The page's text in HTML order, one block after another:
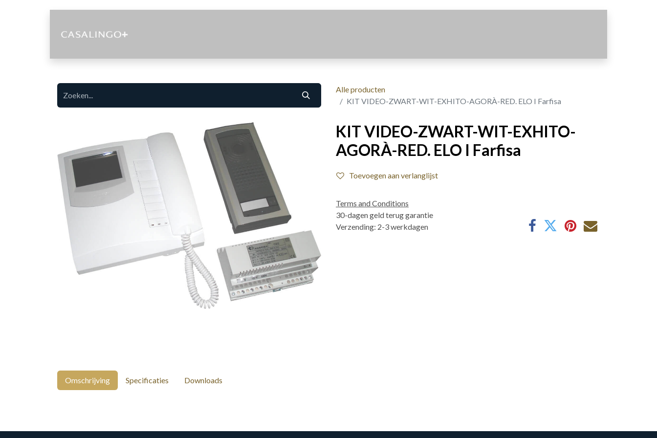
Alle producten
KIT VIDEO-ZWART-WIT-EXHITO-AGORÀ-RED. ELO I Farfisa
KIT VIDEO-ZWART-WIT-EXHITO-
AGORÀ-RED. ELO I Farfisa
Toevoegen aan verlanglijst
Terms and Conditions
30-dagen geld terug garantie
Verzending: 2-3 werkdagen
Omschrijving Specificaties Downloads